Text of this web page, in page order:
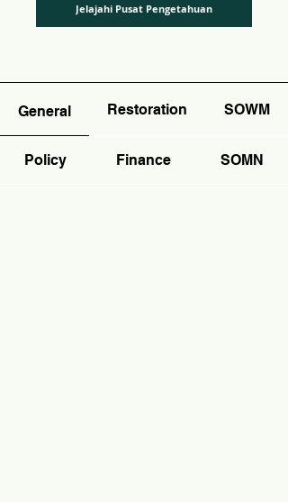
Jelajahi Pusat Pengetahuan
General Restoration SOWM
Policy Finance SOMN